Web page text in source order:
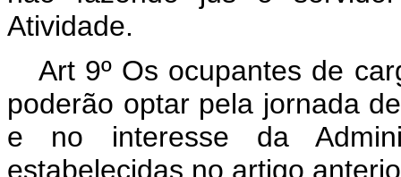
Atividade.
Art 9º Os ocupantes de
poderão optar pela jornada
e no interesse da
estabelecidas no artigo